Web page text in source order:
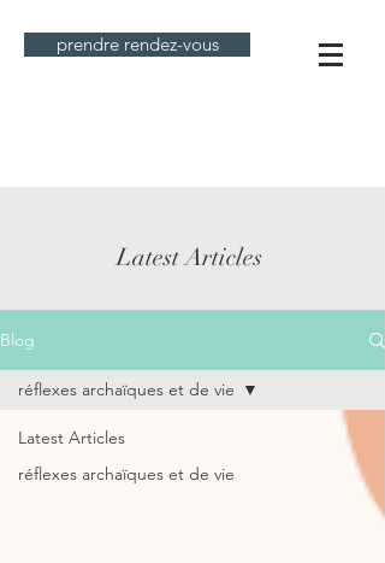
prendre rendez-vous
Latest Articles
Blog
Latest Articles
réflexes archaïques et de vie
réflexes archaïques et de vie